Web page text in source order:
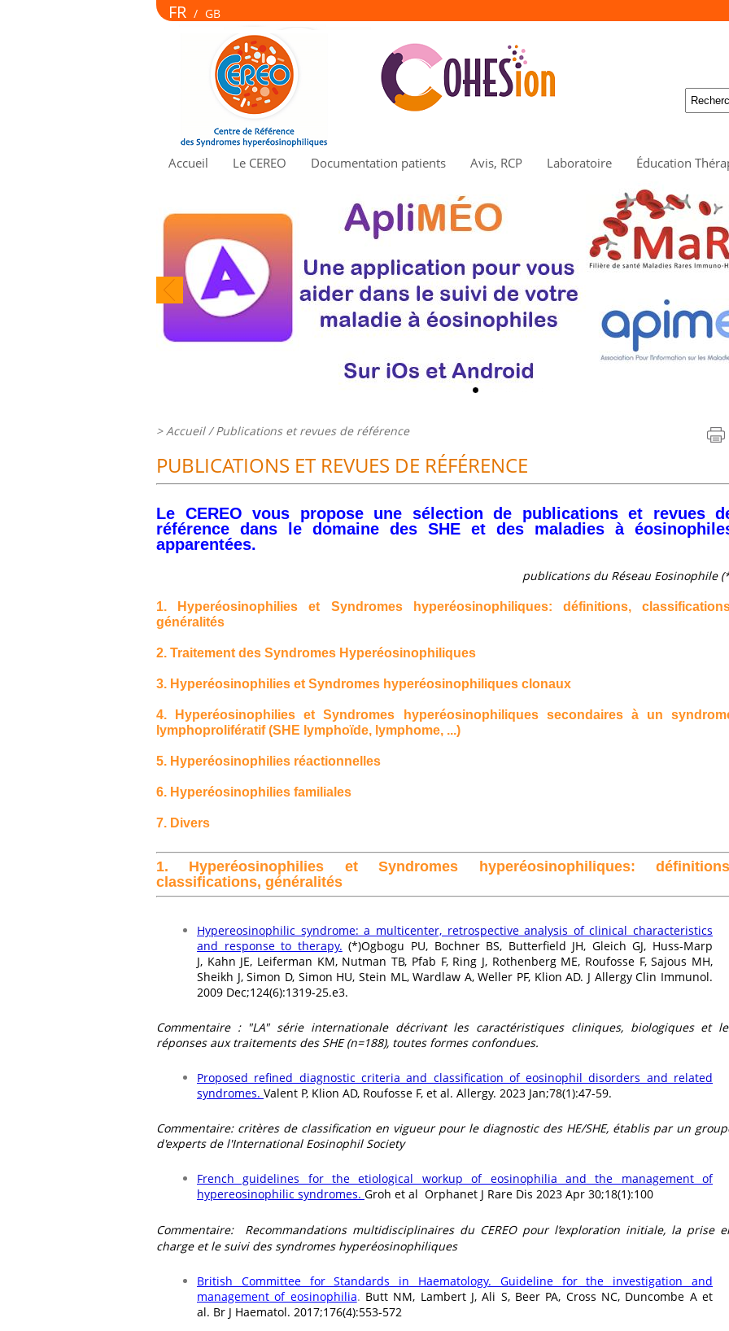
FR / GB
Accueil Le CEREO Documentation patients Avis, RCP Laboratoire Éducation
>Accueil/ Publications et revues de référence
PUBLICATIONS ET REVUES DE RÉFÉRENCE
Le CEREO vous propose une sélection de publications et revues
référence dans le domaine des SHE et des maladies à
apparentées.
publications du Réseau Eosinophile
1. Hyperéosinophilies et Syndromes hyperéosinophiliques: définitions,
généralités
2. Traitement des Syndromes Hyperéosinophiliques
3. Hyperéosinophilies et Syndromes hyperéosinophiliques clonaux
4. Hyperéosinophilies et Syndromes hyperéosinophiliques secondaires à un
lymphoprolifératif (SHE lymphoïde, lymphome, ...)
5. Hyperéosinophilies réactionnelles
6. Hyperéosinophilies familiales
7. Divers
1. Hyperéosinophilies et Syndromes hyperéosinophiliques:
classifications, généralités
Hypereosinophilic syndrome: a multicenter, retrospective analysis of clinical characteristics
and response to therapy. (*)Ogbogu PU, Bochner BS, Butterfield JH, Gleich GJ, Huss-Marp
J, Kahn JE, Leiferman KM, Nutman TB, Pfab F, Ring J, Rothenberg ME, Roufosse F, Sajous MH,
Sheikh J, Simon D, Simon HU, Stein ML, Wardlaw A, Weller PF, Klion AD. J Allergy Clin Immunol.
2009 Dec;124(6):1319-25.e3.
Commentaire : "LA" série internationale décrivant les caractéristiques cliniques, biologiques et
réponses aux traitements des SHE (n=188), toutes formes confondues.
Proposed refined diagnostic criteria and classification of eosinophil disorders and related
syndromes. Valent P, Klion AD, Roufosse F, et al. Allergy. 2023 Jan;78(1):47-59.
Commentaire: critères de classification en vigueur pour le diagnostic des HE/SHE, établis par un
d'experts de l'International Eosinophil Society
French guidelines for the etiological workup of eosinophilia and the management of
hypereosinophilic syndromes. Groh et al Orphanet J Rare Dis 2023 Apr 30;18(1):100
Commentaire:
Recommandations multidisciplinaires du CEREO pour l’exploration initiale, la prise
charge et le suivi des syndromes hyperéosinophiliques
British Committee for Standards in Haematology. Guideline for the investigation and
management of eosinophilia. Butt NM, Lambert J, Ali S, Beer PA, Cross NC, Duncombe A et
al. Br J Haematol. 2017;176(4):553-572